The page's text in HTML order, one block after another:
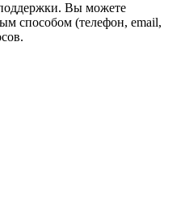
Вы можете
способом (телефон, email,